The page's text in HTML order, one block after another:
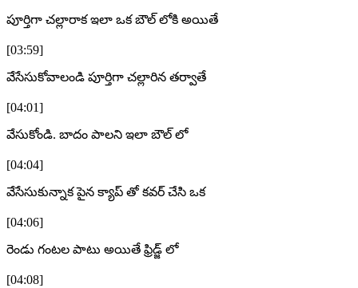
పూర్తిగా చల్లారాక ఇలా ఒక బౌల్ లోకి అయితే
[03:59]
వేసేసుకోవాలండి పూర్తిగా చల్లారిన తర్వాతే
[04:01]
వేసుకోండి. బాదం పాలని ఇలా బౌల్ లో
[04:04]
వేసేసుకున్నాక పైన క్యాప్ తో కవర్ చేసి ఒక
[04:06]
రెండు గంటల పాటు అయితే ఫ్రిడ్జ్ లో
[04:08]